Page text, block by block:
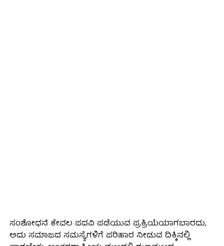
ಸಂಶೋಧನೆ ಕೇವಲ ಪದವಿ ಪಡೆಯುವ ಪ್ರಕ್ರಿಯೆಯಾಗಬಾರದು,
ಅದು ಸಮಾಜದ ಸಮಸ್ಯೆಗಳಿಗೆ ಪರಿಹಾರ ನೀಡುವ ದಿಕ್ಕಿನಲ್ಲಿ